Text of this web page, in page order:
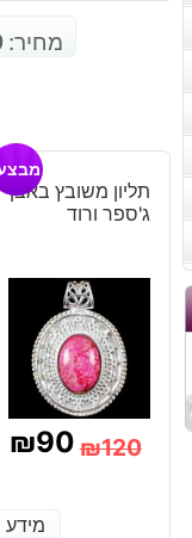
מחיר:
תליון משובץ באבן
ג'ספר ורוד
₪120
₪90
מידע
מידע